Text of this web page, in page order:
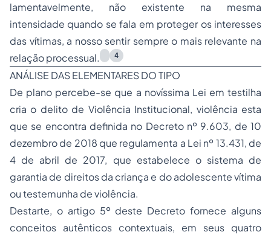
lamentavelmente, não existente na mesma
intensidade quando se fala em proteger os interesses
das vítimas, a nosso sentir sempre o mais relevante na
relação processual.
4
ANÁLISE DAS ELEMENTARES DO TIPO
De plano percebe-se que a novíssima Lei em testilha
cria o delito de Violência Institucional, violência esta
que se encontra definida no Decreto nº 9.603, de 10
dezembro de 2018 que regulamenta a Lei nº 13.431, de
4 de abril de 2017, que estabelece o sistema de
garantia de direitos da criança e do adolescente vítima
ou testemunha de violência.
Destarte, o artigo 5º deste Decreto fornece alguns
conceitos autênticos contextuais, em seus quatro